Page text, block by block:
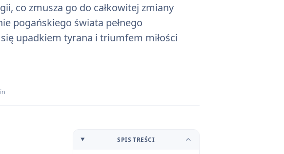
co zmusza go do całkowitej zmiany
pogańskiego świata pełnego
upadkiem tyrana i triumfem miłości
SPIS TREŚCI